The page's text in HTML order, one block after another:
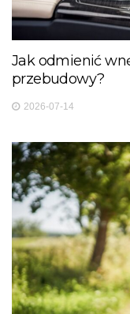
Jak odmienić
przebudowy?
2026-07-14